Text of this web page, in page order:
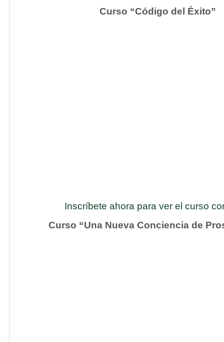
Curso “Código del Éxito”
Inscríbete ahora para ver el curso
Curso “Una Nueva Conciencia de